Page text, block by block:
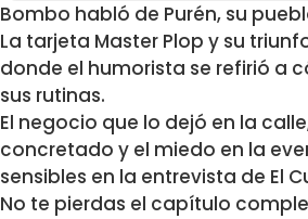
Bombo habló de Purén, su
La tarjeta Master Plop y su
donde el humorista se refirió a
sus rutinas.
El negocio que lo dejó en la
concretado y el miedo en la
sensibles en la entrevista de El
No te pierdas el capítulo